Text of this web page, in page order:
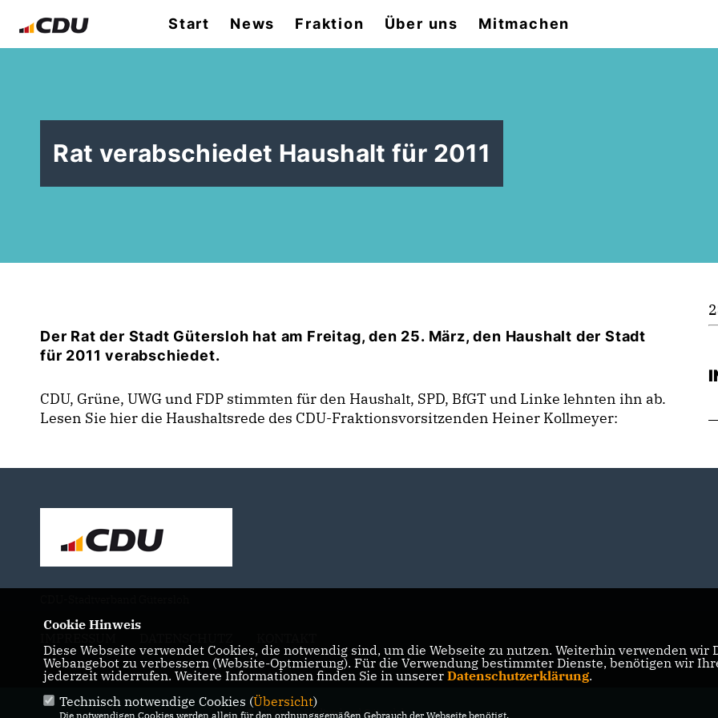
Start News Fraktion Über uns Mitmachen
Rat verabschiedet Haushalt für 2011
Der Rat der Stadt Gütersloh hat am Freitag, den 25. März, den Haushalt der Stadt
für 2011 verabschiedet.
CDU, Grüne, UWG und FDP stimmten für den Haushalt, SPD, BfGT und Linke lehnten ihn ab.
Lesen Sie hier die Haushaltsrede des CDU-Fraktionsvorsitzenden Heiner Kollmeyer:
@2026 CDU-Stadtverband Gütersloh
Cookie Hinweis
Diese Webseite verwendet Cookies, die notwendig sind, um die Webseite zu nutzen. Weiterhin verwenden
Webangebot zu verbessern (Website-Optmierung). Für die Verwendung bestimmter Dienste, benötigen wir
jederzeit widerrufen. Weitere Informationen finden Sie in unserer Datenschutzerklärung.
Technisch notwendige Cookies (Übersicht)
Die notwendigen Cookies werden allein für den ordnungsgemäßen Gebrauch der Webseite benötigt.